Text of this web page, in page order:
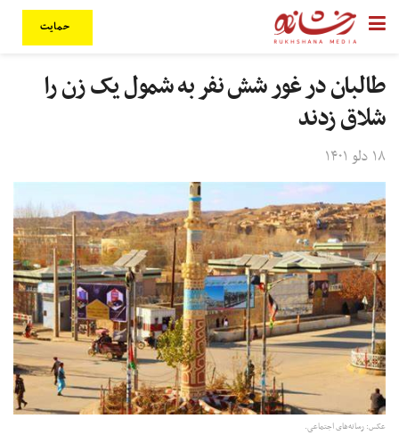
حمایت
طالبان در غور شش نفر به شمول یک زن را
شلاق زدند
۱۸ دلو ۱۴۰۱
عکس:‌ رسانه‌های اجتماعی.